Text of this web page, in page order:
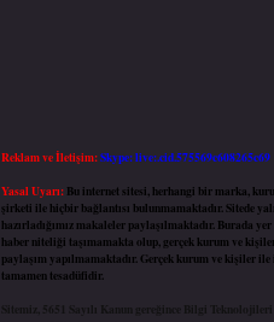
Reklam ve İletişim:Skype: live:.cid.575569c608265c69
Yasal Uyarı: Bu internet sitesi, herhangi bir marka,
şirketi ile hiçbir bağlantısı bulunmamaktadır. Sitede
hazırladığımız makaleler paylaşılmaktadır. Burada
haber niteliği taşımamakta olup, gerçek kurum ve
paylaşım yapılmamaktadır. Gerçek kurum ve kişiler
tamamen tesadüfidir.
Sitemiz, 5651 Sayılı Kanun gereğince Bilgi